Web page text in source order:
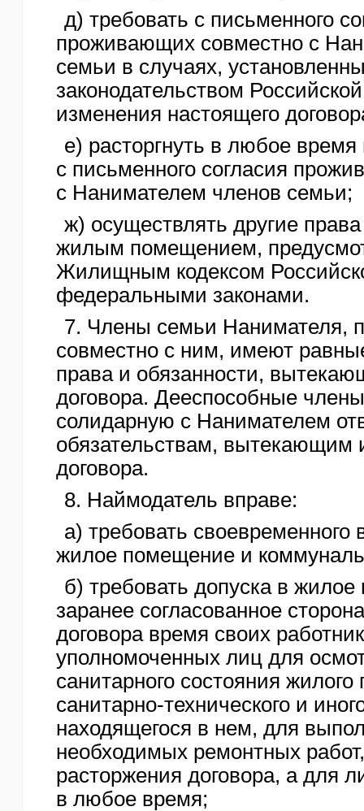
д) требовать с письменного
проживающих совместно с
семьи в случаях,
законодательством
изменения настоящего
е) расторгнуть в любое
с письменного согласия
с Нанимателем членов семьи;
ж) осуществлять другие
жилым помещением,
Жилищным кодексом
федеральными законами.
7. Члены семьи Нанимателя,
совместно с ним, имеют
права и обязанности,
договора. Дееспособные
солидарную с Нанимателем
обязательствам, вытекающим
договора.
8. Наймодатель вправе:
а) требовать своевременного
жилое помещение и
б) требовать допуска в
заранее согласованное
договора время своих
уполномоченных лиц для
санитарного состояния
санитарно-технического и
находящегося в нем, для
необходимых ремонтных
расторжения договора, а для
в любое время;